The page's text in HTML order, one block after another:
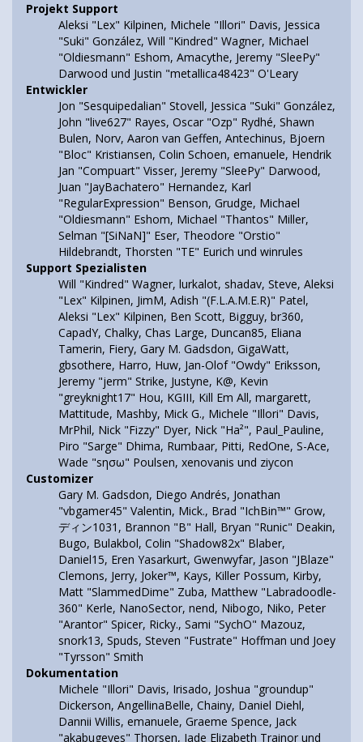
Projekt Support
Aleksi "Lex" Kilpinen, Michele "Illori" Davis, Jessica
"Suki" González, Will "Kindred" Wagner, Michael
"Oldiesmann" Eshom, Amacythe, Jeremy "SleePy"
Darwood und Justin "metallica48423" O'Leary
Entwickler
Jon "Sesquipedalian" Stovell, Jessica "Suki" González,
John "live627" Rayes, Oscar "Ozp" Rydhé, Shawn
Bulen, Norv, Aaron van Geffen, Antechinus, Bjoern
"Bloc" Kristiansen, Colin Schoen, emanuele, Hendrik
Jan "Compuart" Visser, Jeremy "SleePy" Darwood,
Juan "JayBachatero" Hernandez, Karl
"RegularExpression" Benson, Grudge, Michael
"Oldiesmann" Eshom, Michael "Thantos" Miller,
Selman "[SiNaN]" Eser, Theodore "Orstio"
Hildebrandt, Thorsten "TE" Eurich und winrules
Support Spezialisten
Will "Kindred" Wagner, lurkalot, shadav, Steve, Aleksi
"Lex" Kilpinen, JimM, Adish "(F.L.A.M.E.R)" Patel,
Aleksi "Lex" Kilpinen, Ben Scott, Bigguy, br360,
CapadY, Chalky, Chas Large, Duncan85, Eliana
Tamerin, Fiery, Gary M. Gadsdon, GigaWatt,
gbsothere, Harro, Huw, Jan-Olof "Owdy" Eriksson,
Jeremy "jerm" Strike, Justyne, K@, Kevin
"greyknight17" Hou, KGIII, Kill Em All, margarett,
Mattitude, Mashby, Mick G., Michele "Illori" Davis,
MrPhil, Nick "Fizzy" Dyer, Nick "Ha²", Paul_Pauline,
Piro "Sarge" Dhima, Rumbaar, Pitti, RedOne, S-Ace,
Wade "sησω" Poulsen, xenovanis und ziycon
Customizer
Gary M. Gadsdon, Diego Andrés, Jonathan
"vbgamer45" Valentin, Mick., Brad "IchBin™" Grow,
ディン1031, Brannon "B" Hall, Bryan "Runic" Deakin,
Bugo, Bulakbol, Colin "Shadow82x" Blaber,
Daniel15, Eren Yasarkurt, Gwenwyfar, Jason "JBlaze"
Clemons, Jerry, Joker™, Kays, Killer Possum, Kirby,
Matt "SlammedDime" Zuba, Matthew "Labradoodle-
360" Kerle, NanoSector, nend, Nibogo, Niko, Peter
"Arantor" Spicer, Ricky., Sami "SychO" Mazouz,
snork13, Spuds, Steven "Fustrate" Hoffman und Joey
"Tyrsson" Smith
Dokumentation
Michele "Illori" Davis, Irisado, Joshua "groundup"
Dickerson, AngellinaBelle, Chainy, Daniel Diehl,
Dannii Willis, emanuele, Graeme Spence, Jack
"akabugeyes" Thorsen, Jade Elizabeth Trainor und